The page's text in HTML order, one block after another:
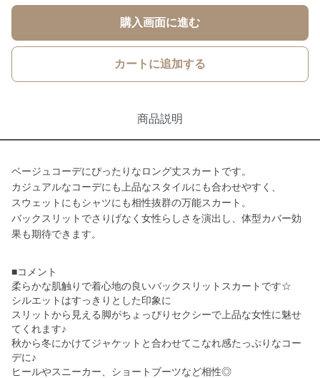
購入画面に進む
カートに追加する
商品説明
ベージュコーデにぴったりなロング丈スカートです。
カジュアルなコーデにも上品なスタイルにも合わせやすく、
スウェットにもシャツにも相性抜群の万能スカート。
バックスリットでさりげなく女性らしさを演出し、体型カバー効
果も期待できます。
■コメント
柔らかな肌触りで着心地の良いバックスリットスカートです☆
シルエットはすっきりとした印象に
スリットから見える脚がちょっぴりセクシーで上品な女性に魅せ
てくれます♪
秋から冬にかけてジャケットと合わせてこなれ感たっぷりなコー
デに♪
ヒールやスニーカー、ショートブーツなど相性◎